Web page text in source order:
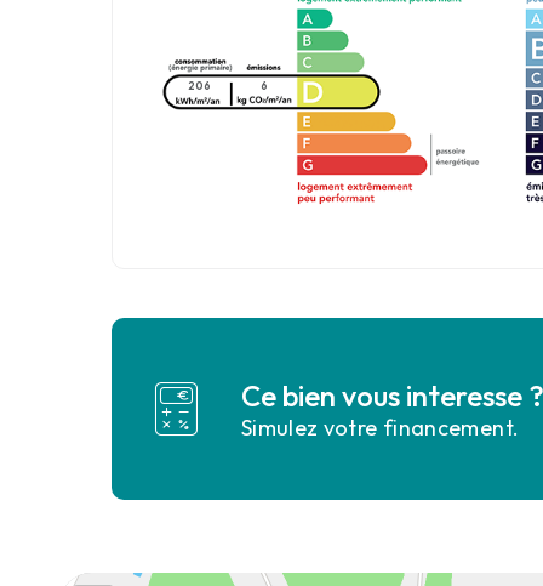
206 6
Ce bien vous interesse ?
Simulez votre financement.